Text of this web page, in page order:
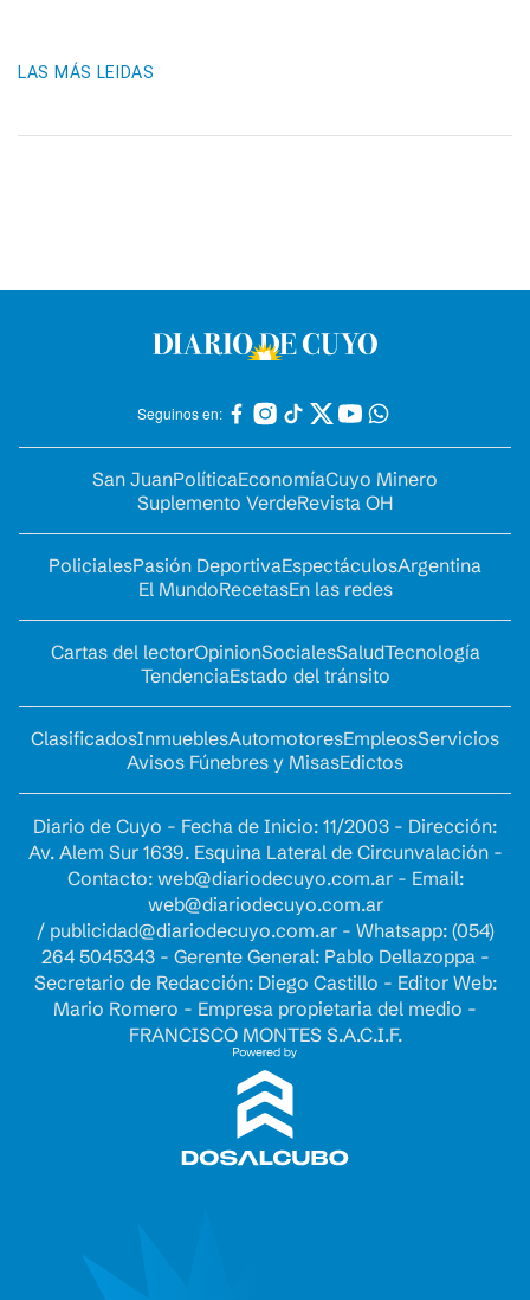
LAS MÁS LEIDAS
Seguinos en:
San JuanPolíticaEconomíaCuyo Minero
Suplemento VerdeRevista OH
PolicialesPasión DeportivaEspectáculosArgentina
El MundoRecetasEn las redes
Cartas del lectorOpinionSocialesSaludTecnología
TendenciaEstado del tránsito
ClasificadosInmueblesAutomotoresEmpleosServicios
Avisos Fúnebres y MisasEdictos
Diario de Cuyo - Fecha de Inicio: 11/2003 - Dirección:
Av. Alem Sur 1639. Esquina Lateral de Circunvalación -
Contacto: web@diariodecuyo.com.ar- Email:
web@diariodecuyo.com.ar
/ publicidad@diariodecuyo.com.ar- Whatsapp: (054)
264 5045343 - Gerente General: Pablo Dellazoppa -
Secretario de Redacción: Diego Castillo - Editor Web:
Mario Romero - Empresa propietaria del medio -
FRANCISCO MONTES S.A.C.I.F.